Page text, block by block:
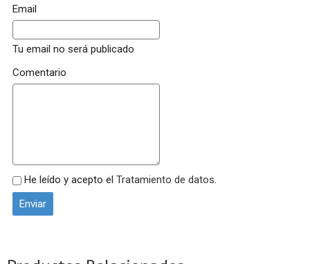
Email
Tu email no será publicado
Comentario
He leído y acepto el Tratamiento de datos.